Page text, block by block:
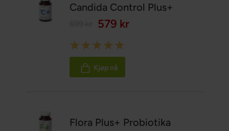
Candida Control Plus+
579 kr
Rating:
100%
Kjøp nå
Flora Plus+ Probiotika